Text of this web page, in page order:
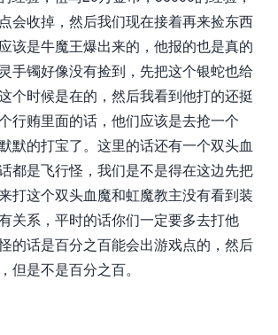
会收掉，然后我们现在接着再来捡东西
该是牛魔王爆出来的，他报的也是真的
手镯好像没有捡到，先把这个银蛇也给
个时候是在的，然后我看到他打的还挺
行贿里面的话，他们应该是去抢一个
默的打宝了。这里的话还有一个双头血
都是飞行怪，我们是不是得在这边先把
打这个双头血魔和虹魔教主没有看到装
关系，平时的话你们一定要多去打他
的话是百分之百能会出游戏点的，然后
但是不是百分之百。